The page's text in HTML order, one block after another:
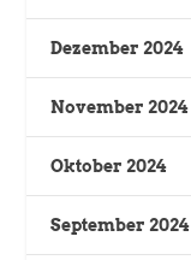
Dezember 2024
November 2024
Oktober 2024
September 2024